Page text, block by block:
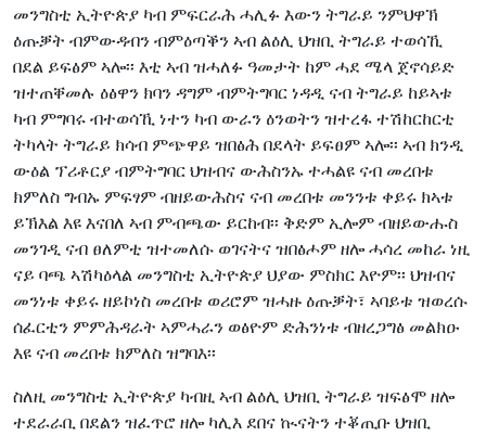
መንግስቲ ኢትዮጵያ ካብ ምፍርራሕ ሓሊፉ እውን ትግራይ ንምህዋኽ
ዕጡቓት ብምውዳብን ብምዕጣቕን ኣብ ልዕሊ ህዝቢ ትግራይ ተወሳኺ
በደል ይፍፅም ኣሎ፡፡ እቲ ኣብ ዝሓለፉ ዓመታት ከም ሓደ ሜላ ጀኖሳይድ
ዝተጠቐመሉ ዕፅዋን ክባን ዳግም ብምትግባር ነዳዲ ናብ ትግራይ ከይኣቱ
ካብ ምግባሩ ብተወሳኺ ነተን ካብ ውራን ዕንወትን ዝተረፋ ተሽከርከርቲ
ትካላት ትግራይ ክሳብ ምጭዋይ ዝበፅሕ በደላት ይፍፀም ኣሎ፡፡ ኣብ ክንዲ
ውዕል ፕሪቶርያ ብምትግባር ህዝብና ውሕስንኡ ተሓልዩ ናብ መረበቱ
ክምለስ ግብኡ ምፍፃም ብዘይውሕስና ናብ መረበቱ መንንቱ ቀይሩ ክኣቱ
ይኽእል እዩ እናበለ ኣብ ምብጫው ይርከብ፡፡ ቅድም ኢሎም ብዘይውሑስ
መንገዲ ናብ ፀለምቲ ዝተመለሱ ወገናትና ዝበፅሖም ዘሎ ሓሳረ መከራ ነዚ
ናይ ባጫ ኣሽካዕላል መንግስቲ ኢትዮጵያ ህያው ምስክር እዮም፡፡ ህዝብና
መንነቱ ቀይሩ ዘይኮነስ መረበቱ ወሪሮም ዝሓዙ ዕጡቓት፣ ኣባይቱ ዝወረሱ
ሰፈርቲን ምምሕዳራት ኣምሓራን ወፅዮም ድሕንነቱ ብዘረጋግፅ መልክዑ
እዩ ናብ መረበቱ ክምለስ ዝግባእ፡፡
ስለዚ መንግስቲ ኢትዮጵያ ካብዚ ኣብ ልዕሊ ህዝቢ ትግራይ ዝፍፅሞ ዘሎ
ተደራራቢ በደልን ዝፈጥሮ ዘሎ ካሊእ ደበና ኲናትን ተቖጢቡ ህዝቢ